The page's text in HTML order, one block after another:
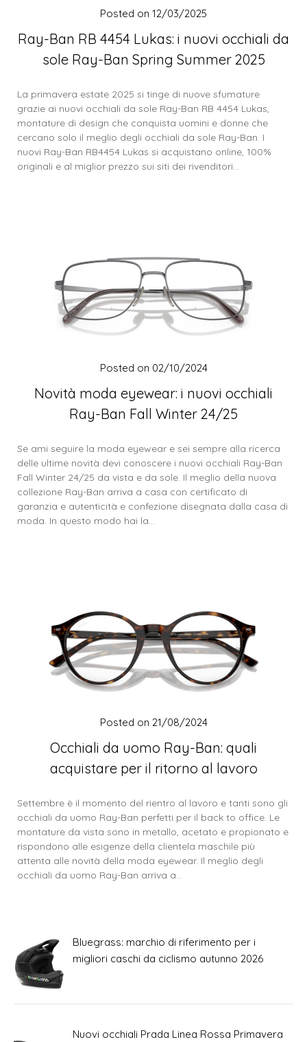
Ray-Ban RB 4454 Lukas: i nuovi occhiali da
sole Ray-Ban Spring Summer 2025
Posted on 12/03/2025
La primavera estate 2025 si tinge di nuove sfumature
grazie ai nuovi occhiali da sole Ray-Ban RB 4454 Lukas,
montature di design che conquista uomini e donne che
cercano solo il meglio degli occhiali da sole Ray-Ban. I
nuovi Ray-Ban RB4454 Lukas si acquistano online, 100%
originali e al miglior prezzo sui siti dei rivenditori…
Novità moda eyewear: i nuovi occhiali
Ray-Ban Fall Winter 24/25
Posted on 02/10/2024
Se ami seguire la moda eyewear e sei sempre alla ricerca
delle ultime novità devi conoscere i nuovi occhiali Ray-Ban
Fall Winter 24/25 da vista e da sole. Il meglio della nuova
collezione Ray-Ban arriva a casa con certificato di
garanzia e autenticità e confezione disegnata dalla casa di
moda. In questo modo hai la…
Occhiali da uomo Ray-Ban: quali
acquistare per il ritorno al lavoro
Posted on 21/08/2024
Settembre è il momento del rientro al lavoro e tanti sono gli
occhiali da uomo Ray-Ban perfetti per il back to office. Le
montature da vista sono in metallo, acetato e propionato e
rispondono alle esigenze della clientela maschile più
attenta alle novità della moda eyewear. Il meglio degli
occhiali da uomo Ray-Ban arriva a…
Bluegrass: marchio di riferimento per i
migliori caschi da ciclismo autunno 2026
Nuovi occhiali Prada Linea Rossa Primavera